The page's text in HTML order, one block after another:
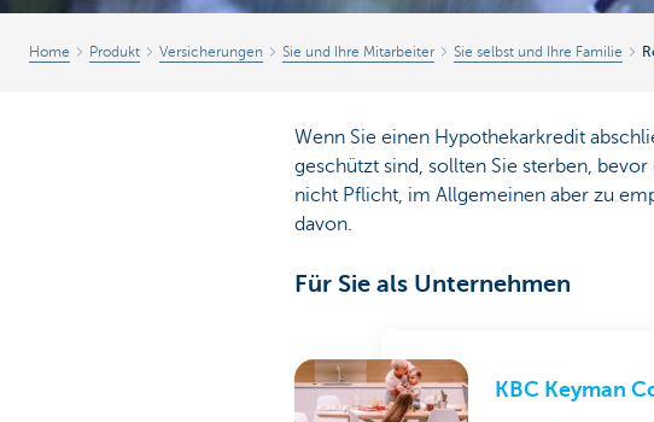
Home Produkt Versicherungen Sie und Ihre Mitarbeiter Sie selbst und Ihre Familie
Wenn Sie einen Hypothekarkredit
geschützt sind, sollten Sie sterben,
nicht Pflicht, im Allgemeinen aber zu
davon.
Für Sie als Unternehmen
KBC Keyman